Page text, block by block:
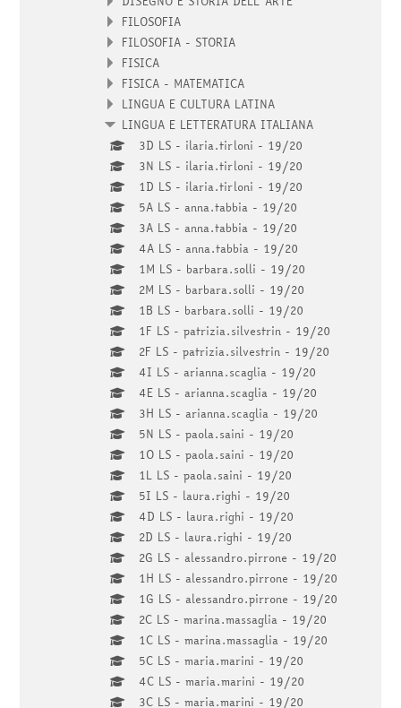
FILOSOFIA
FILOSOFIA - STORIA
FISICA
FISICA - MATEMATICA
LINGUA E CULTURA LATINA
LINGUA E LETTERATURA ITALIANA
3D LS - ilaria.tirloni - 19/20
3N LS - ilaria.tirloni - 19/20
1D LS - ilaria.tirloni - 19/20
5A LS - anna.tabbia - 19/20
3A LS - anna.tabbia - 19/20
4A LS - anna.tabbia - 19/20
1M LS - barbara.solli - 19/20
2M LS - barbara.solli - 19/20
1B LS - barbara.solli - 19/20
1F LS - patrizia.silvestrin - 19/20
2F LS - patrizia.silvestrin - 19/20
4I LS - arianna.scaglia - 19/20
4E LS - arianna.scaglia - 19/20
3H LS - arianna.scaglia - 19/20
5N LS - paola.saini - 19/20
1O LS - paola.saini - 19/20
1L LS - paola.saini - 19/20
5I LS - laura.righi - 19/20
4D LS - laura.righi - 19/20
2D LS - laura.righi - 19/20
2G LS - alessandro.pirrone - 19/20
1H LS - alessandro.pirrone - 19/20
1G LS - alessandro.pirrone - 19/20
2C LS - marina.massaglia - 19/20
1C LS - marina.massaglia - 19/20
5C LS - maria.marini - 19/20
4C LS - maria.marini - 19/20
3C LS - maria.marini - 19/20